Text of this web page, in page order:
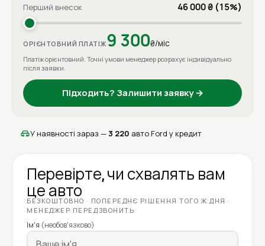
Перший внесок 46 000 ₴ (15%)
ОРІЄНТОВНИЙ ПЛАТІЖ9 300₴/міс
Платіж орієнтовний. Точні умови менеджер розрахує індивідуально
після заявки.
Підходить? Залишити заявку →
У наявності зараз — 3 220 авто Ford у кредит
Перевірте, чи схвалять вам
це авто
БЕЗКОШТОВНО · ПОПЕРЕДНЄ РІШЕННЯ ТОГО Ж ДНЯ ·
МЕНЕДЖЕР ПЕРЕДЗВОНИТЬ
Ім'я (необов'язково)